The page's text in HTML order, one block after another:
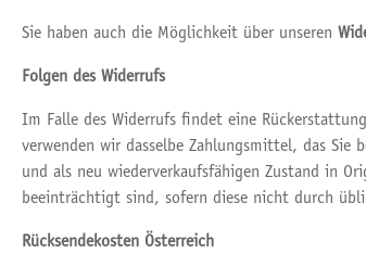
Sie haben auch die Möglichkeit über unseren
Folgen des Widerrufs
Im Falle des Widerrufs findet eine
verwenden wir dasselbe Zahlungsmittel, das
und als neu wiederverkaufsfähigen Zustand in
beeinträchtigt sind, sofern diese nicht durch
Rücksendekosten Österreich